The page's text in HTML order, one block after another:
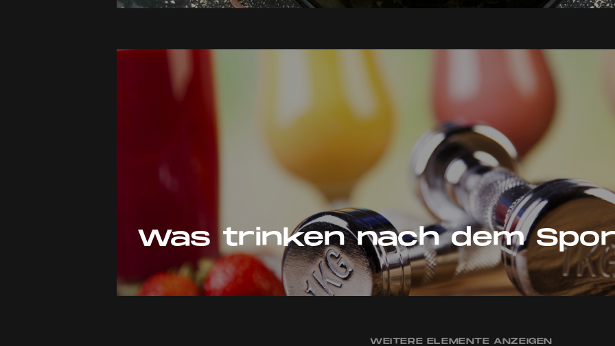
Was trinken nach dem
WEITERE ELEMENTE ANZEIGEN